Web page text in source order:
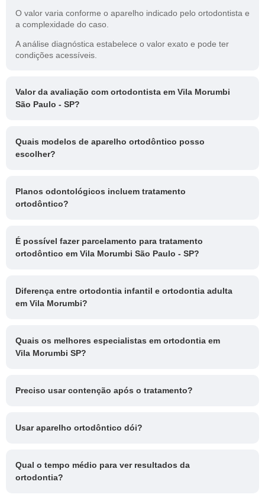
O valor varia conforme o aparelho indicado pelo ortodontista e
a complexidade do caso.
A análise diagnóstica estabelece o valor exato e pode ter
condições acessíveis.
Valor da avaliação com ortodontista em Vila Morumbi
São Paulo - SP?
Quais modelos de aparelho ortodôntico posso
escolher?
Planos odontológicos incluem tratamento
ortodôntico?
É possível fazer parcelamento para tratamento
ortodôntico em Vila Morumbi São Paulo - SP?
Diferença entre ortodontia infantil e ortodontia adulta
em Vila Morumbi?
Quais os melhores especialistas em ortodontia em
Vila Morumbi SP?
Preciso usar contenção após o tratamento?
Usar aparelho ortodôntico dói?
Qual o tempo médio para ver resultados da
ortodontia?